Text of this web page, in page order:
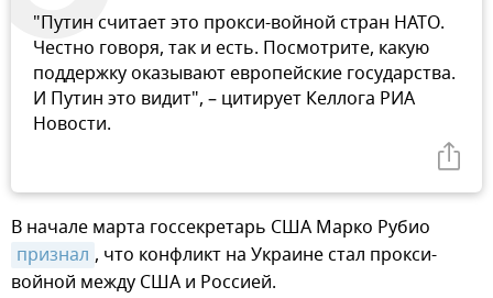
"Путин считает это прокси-войной стран НАТО.
Честно говоря, так и есть. Посмотрите, какую
поддержку оказывают европейские государства.
И Путин это видит", – цитирует Келлога РИА
Новости.
В начале марта госсекретарь США Марко Рубио
признал , что конфликт на Украине стал прокси-
войной между США и Россией.